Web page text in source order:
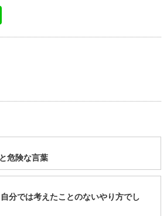
危険な言葉
分では考えたことのないやり方でし